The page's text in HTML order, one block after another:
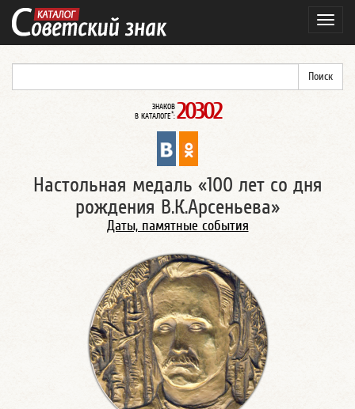
ЗНАКОВ
В КАТАЛОГЕ*: 20302
Настольная медаль «100 лет со дня
рождения В.К.Арсеньева»
Даты, памятные события